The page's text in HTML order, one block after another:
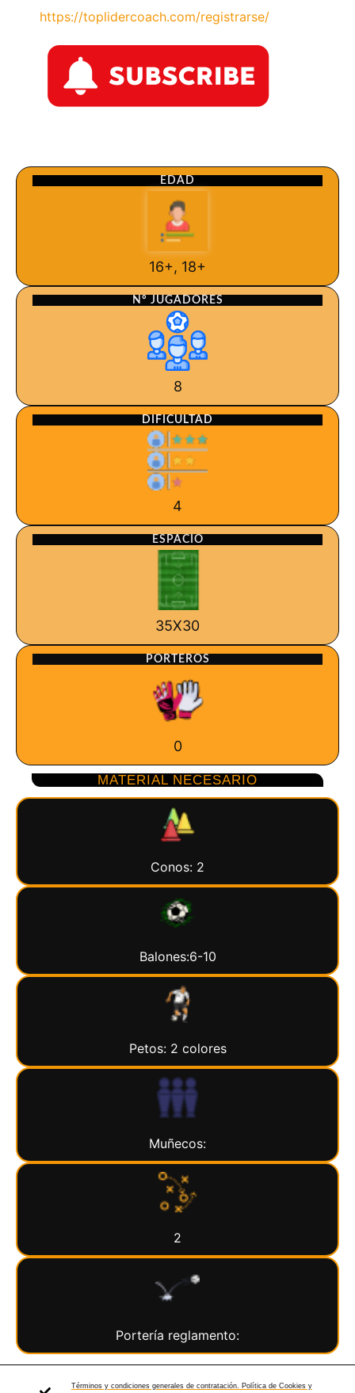
https://toplidercoach.com/registrarse/
EDAD
16+, 18+
Nº JUGADORES
8
DIFICULTAD
4
ESPACIO
35X30
PORTEROS
0
MATERIAL NECESARIO
Conos: 2
Balones:6-10
Petos: 2 colores
Muñecos:
2
Portería reglamento:
Términos y condiciones generales de contratación. Política de Cookies y